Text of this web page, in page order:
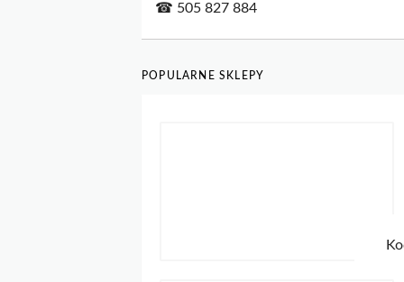
☎ 505 827 884
POPULARNE SKLEPY